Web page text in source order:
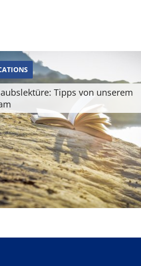
Tipps von unserem